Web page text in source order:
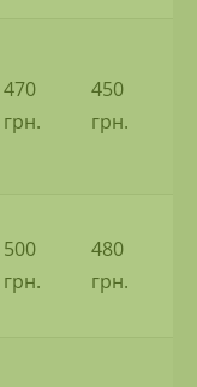
470
грн.
450
грн.
500
грн.
480
грн.